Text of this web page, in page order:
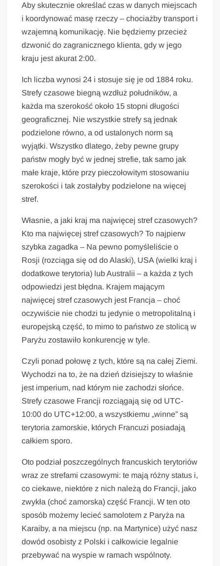
Aby skutecznie określać czas w danych miejscach
i koordynować masę rzeczy – chociażby transport i
wzajemną komunikację. Nie będziemy przecież
dzwonić do zagranicznego klienta, gdy w jego
kraju jest akurat 2:00.
Ich liczba wynosi 24 i stosuje się je od 1884 roku.
Strefy czasowe biegną wzdłuż południków, a
każda ma szerokość około 15 stopni długości
geograficznej. Nie wszystkie strefy są jednak
podzielone równo, a od ustalonych norm są
wyjątki. Wszystko dlatego, żeby pewne grupy
państw mogły być w jednej strefie, tak samo jak
małe kraje, które przy pieczołowitym stosowaniu
szerokości i tak zostałyby podzielone na więcej
stref.
Własnie, a jaki kraj ma najwięcej stref czasowych?
Kto ma najwięcej stref czasowych? To najpierw
szybka zagadka – Na pewno pomyśleliście o
Rosji (rozciąga się od do Alaski), USA (wielki kraj i
dodatkowe terytoria) lub Australii – a każda z tych
odpowiedzi jest błędna. Krajem mającym
najwięcej stref czasowych jest Francja – choć
oczywiście nie chodzi tu jedynie o metropolitalną i
europejską część, to mimo to państwo ze stolicą w
Paryżu zostawiło konkurencję w tyle.
Czyli ponad połowę z tych, które są na całej Ziemi.
Wychodzi na to, że na dzień dzisiejszy to właśnie
jest imperium, nad którym nie zachodzi słońce.
Strefy czasowe Francji rozciągają się od UTC-
10:00 do UTC+12:00, a wszystkiemu „winne” są
terytoria zamorskie, których Francuzi posiadają
całkiem sporo.
Oto podział poszczególnych francuskich terytoriów
wraz ze strefami czasowymi: te mają różny status i,
co ciekawe, niektóre z nich należą do Francji, jako
zwykła (choć zamorska) część Francji. W ten oto
sposób możemy lecieć samolotem z Paryża na
Karaiby, a na miejscu (np. na Martynice) użyć nasz
dowód osobisty z Polski i całkowicie legalnie
przebywać na wyspie w ramach wspólnoty.